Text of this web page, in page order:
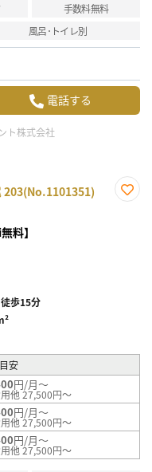
手数料無料
風呂･トイレ別
電話する
ト株式会社
203(No.1101351)
料】
歩15分
安
円/月～
他 27,500円～
円/月～
他 27,500円～
円/月～
他 27,500円～